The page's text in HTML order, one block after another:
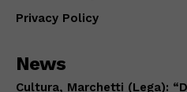
Privacy Policy
News
Cultura, Marchetti (Lega):